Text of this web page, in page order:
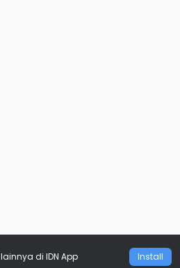
lainnya di IDN App Install